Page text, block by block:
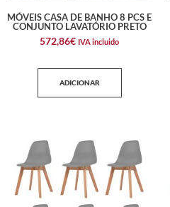
MÓVEIS CASA DE BANHO 8 PCS E
CONJUNTO LAVATÓRIO PRETO
572,86€ IVA incluido
ADICIONAR